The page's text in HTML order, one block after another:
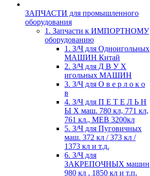
ЗАПЧАСТИ для промышленного
оборудования
1. Запчасти к ИМПОРТНОМУ
оборудованию
1. З/Ч для Одноигольных
МАШИН Китай
2. З/Ч для Д В У Х
игольных МАШИН
3. З/Ч для О в е р л о к о
в
4. З/Ч для П Е Т Е Л Ь Н
Ы Х маш. 780 кл, 771 кл,
761 кл., MEB 3200кл
5. З/Ч для Пуговичных
маш. 372 кл / 373 кл /
1373 кл и т.д.
6. З/Ч для
ЗАКРЕПОЧНЫХ машин
980 кл , 1850 кл и т.п.